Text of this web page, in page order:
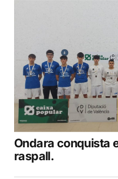
Ondara conquista
raspall.